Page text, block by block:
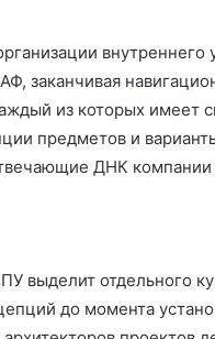
внутреннего
заканчивая
из которых имеет
предметов и
ДНК компании
выделит отдельного
до момента